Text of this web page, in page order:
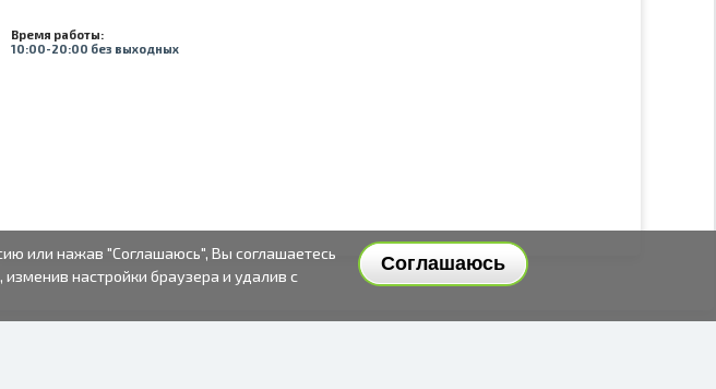
Время работы:
10:00-20:00 без выходных
Соглашаюсь
или нажав "Соглашаюсь", Вы соглашаетесь
настройки браузера и удалив с